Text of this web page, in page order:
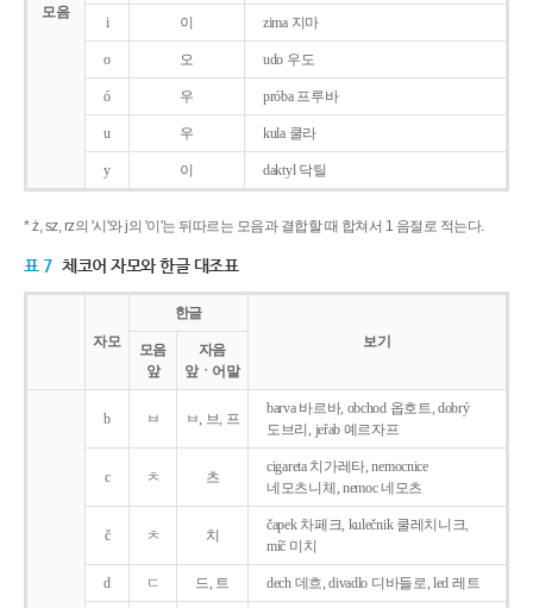
모음
i 이 zima 지마
o 오 udo 우도
ó 우 próba 프루바
u 우 kula 쿨라
y 이 daktyl 닥틸
* ż, sz, rz의 '시'와 j의 '이'는 뒤따르는 모음과 결합할 때 합쳐서 1 음절로 적는다.
표 7 체코어 자모와 한글 대조표
자모
한글
보기
모음
앞
자음
앞ㆍ어말
b ㅂ ㅂ, 브, 프
barva 바르바, obchod 옵호트, dobrý
도브리, jeřab 예르자프
c ㅊ 츠
cigareta 치가레타, nemocnice
네모츠니체, nemoc 네모츠
č ㅊ 치
čapek 차페크, kulečnik 쿨레치니크,
míč 미치
d ㄷ 드, 트 dech 데흐, divadlo 디바들로, led 레트